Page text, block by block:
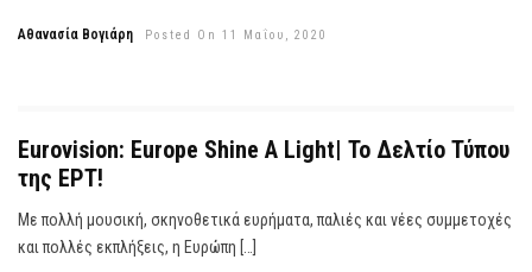
Αθανασία Βογιάρη Posted On 11 Μαΐου, 2020
Eurovision: Europe Shine A Light| Το Δελτίο Τύπου
της ΕΡΤ!
Με πολλή μουσική, σκηνοθετικά ευρήματα, παλιές και νέες συμμετοχές
και πολλές εκπλήξεις, η Ευρώπη […]